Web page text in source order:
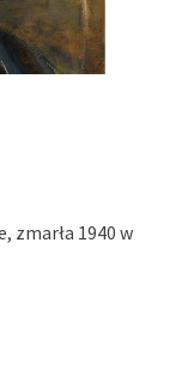
zmarła 1940 w